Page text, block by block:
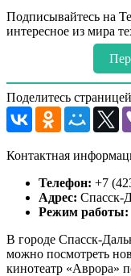
Подписывайтесь на
интересное из мира
Поделитесь
Контактная
Телефон: +7
Адрес: Спасск-
Режим работы:
В городе Спасск-
можно посмотреть
кинотеатр «Аврора»